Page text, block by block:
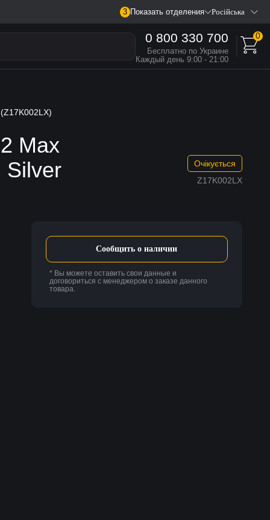
3 Показать отделения Російська
0 800 330 700
Бесплатно по Украине
Каждый день 9:00 - 21:00
0
Max
Silver
Z17K002LX
Очікується
Сообщить о наличии
* Вы можете оставить свои данные и
договориться с менеджером о заказе данного
товара.